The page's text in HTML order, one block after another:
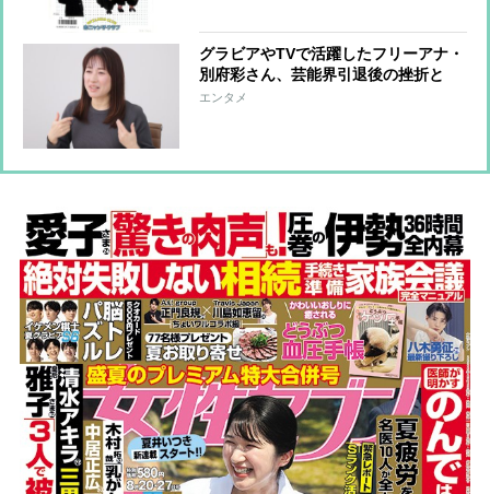
グラビアやTVで活躍したフリーアナ・
別府彩さん、芸能界引退後の挫折と
「タレントキャリアアドバイザー」の
エンタメ